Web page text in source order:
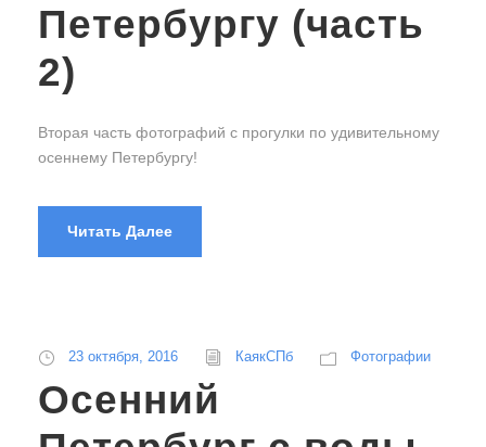
Петербургу (часть
2)
Вторая часть фотографий с прогулки по удивительному
осеннему Петербургу!
Читать Далее
23 октября, 2016 КаякСПб Фотографии
Осенний